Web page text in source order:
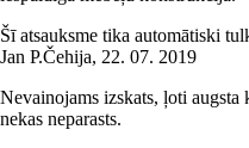
Šī atsauksme tika automātiski
Jan P.Čehija, 22. 07. 2019
Nevainojams izskats, ļoti
nekas neparasts.